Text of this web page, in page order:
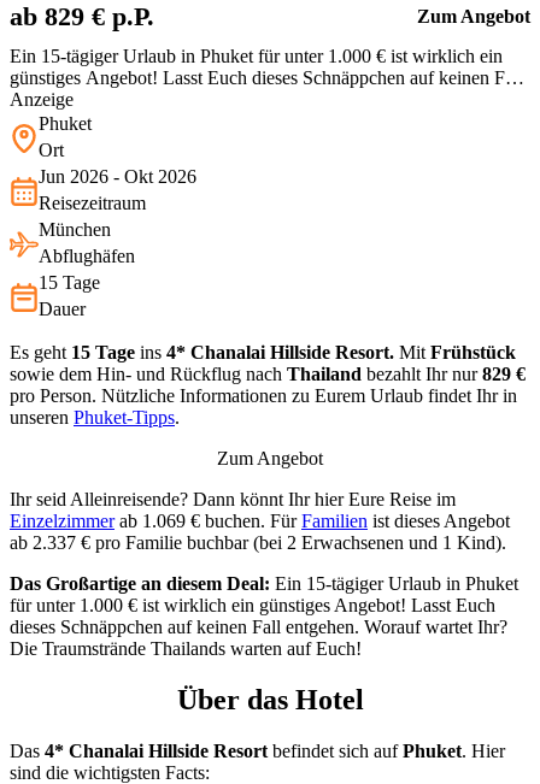
Ein 15-tägiger Urlaub in Phuket für unter 1.000 € ist wirklich ein
günstiges Angebot! Lasst Euch dieses Schnäppchen auf keinen Fall
entgehen. Worauf wartet Ihr? Die Traumstrände Thailands warten
auf Euch!
ab 829 € p.P. Zum Angebot
Anzeige
Phuket
Ort
Jun 2026 - Okt 2026
Reisezeitraum
München
Abflughäfen
15 Tage
Dauer
Es geht 15 Tage ins 4* Chanalai Hillside Resort. Mit Frühstück
sowie dem Hin- und Rückflug nach Thailand bezahlt Ihr nur829 €
pro Person. Nützliche Informationen zu Eurem Urlaub findet Ihr in
unseren Phuket-Tipps.
Zum Angebot
Ihr seid Alleinreisende? Dann könnt Ihr hier Eure Reise im
Einzelzimmerab 1.069 € buchen. FürFamilien ist dieses Angebot
ab 2.337 € pro Familie buchbar (bei 2 Erwachsenen und 1 Kind).
Das Großartige an diesem Deal: Ein 15-tägiger Urlaub in Phuket
für unter 1.000 € ist wirklich ein günstiges Angebot! Lasst Euch
dieses Schnäppchen auf keinen Fall entgehen. Worauf wartet Ihr?
Die Traumstrände Thailands warten auf Euch!
Über das Hotel
Das 4* Chanalai Hillside Resort befindet sich aufPhuket. Hier
sind die wichtigsten Facts: